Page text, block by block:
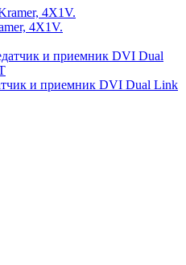
4X1V.
и приемник DVI Dual Link